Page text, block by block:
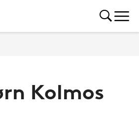
Kolmos